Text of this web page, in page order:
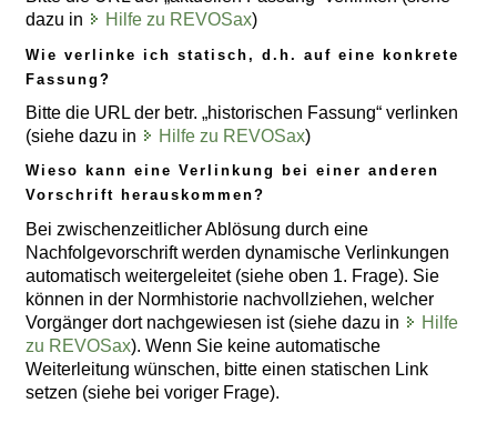
dazu in
Hilfe zu REVOSax)
Wie verlinke ich statisch, d.h. auf eine konkrete
Fassung?
Bitte die URL der betr. „historischen Fassung“ verlinken
(siehe dazu in
Hilfe zu REVOSax)
Wieso kann eine Verlinkung bei einer anderen
Vorschrift herauskommen?
Bei zwischenzeitlicher Ablösung durch eine
Nachfolgevorschrift werden dynamische Verlinkungen
automatisch weitergeleitet (siehe oben 1. Frage). Sie
können in der Normhistorie nachvollziehen, welcher
Vorgänger dort nachgewiesen ist (siehe dazu in
Hilfe
zu REVOSax). Wenn Sie keine automatische
Weiterleitung wünschen, bitte einen statischen Link
setzen (siehe bei voriger Frage).